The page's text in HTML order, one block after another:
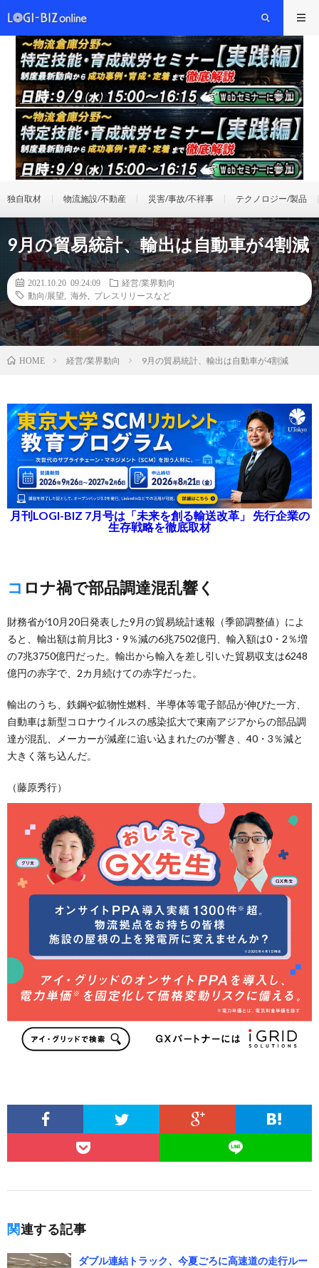
独自取材 物流施設/不動産 災害/事故/不祥事 テクノロジー/製品
9月の貿易統計、輸出は自動車が4割減
2021.10.20 09:24:09
経営/業界動向
動向/展望
海外 プレスリリースなど
HOME 経営/業界動向 9月の貿易統計、輸出は自動車が4割減
月刊LOGI-BIZ 7月号は「未来を創る輸送改革」 先行企業の
生存戦略を徹底取材
コロナ禍で部品調達混乱響く
財務省が10月20日発表した9月の貿易統計速報（季節調整値）によ
ると、輸出額は前月比3・9％減の6兆7502億円、輸入額は0・2％増
の7兆3750億円だった。輸出から輸入を差し引いた貿易収支は6248
億円の赤字で、2カ月続けての赤字だった。
輸出のうち、鉄鋼や鉱物性燃料、半導体等電子部品が伸びた一方、
自動車は新型コロナウイルスの感染拡大で東南アジアからの部品調
達が混乱、メーカーが減産に追い込まれたのが響き、40・3％減と
大きく落ち込んだ。
（藤原秀行）
関連する記事
ダブル連結トラック、今夏ごろに高速道の走行ルー